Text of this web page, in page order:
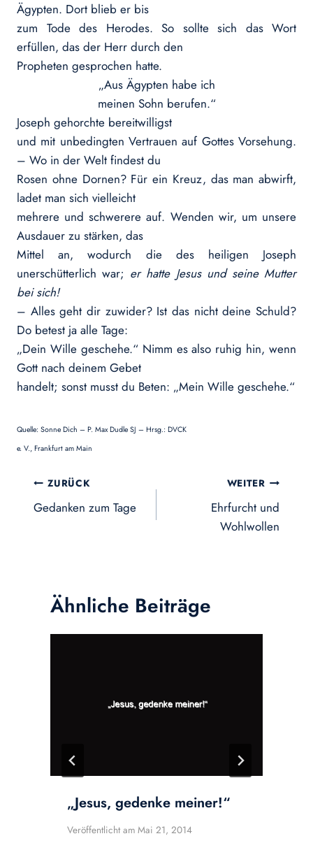
Ägypten. Dort blieb er bis
zum Tode des Herodes. So sollte sich das Wort
erfüllen, das der Herr durch den
Propheten gesprochen hatte.
„Aus Ägypten habe ich
meinen Sohn berufen.“
Joseph gehorchte bereitwilligst
und mit unbedingten Vertrauen auf Gottes Vorsehung.
– Wo in der Welt findest du
Rosen ohne Dornen? Für ein Kreuz, das man abwirft,
ladet man sich vielleicht
mehrere und schwerere auf. Wenden wir, um unsere
Ausdauer zu stärken, das
Mittel an, wodurch die des heiligen Joseph
unerschütterlich war; er hatte Jesus und seine Mutter
bei sich!
– Alles geht dir zuwider? Ist das nicht deine Schuld?
Do betest ja alle Tage:
„Dein Wille geschehe.“ Nimm es also ruhig hin, wenn
Gott nach deinem Gebet
handelt; sonst musst du Beten: „Mein Wille geschehe.“
Quelle: Sonne Dich – P. Max Dudle SJ – Hrsg.: DVCK
e. V., Frankfurt am Main
Beitragsnavigation
ZURÜCK
Gedanken zum Tage
WEITER
Ehrfurcht und
Wohlwollen
Ähnliche Beiträge
„Jesus, gedenke meiner!“
Veröffentlicht am Mai 21, 2014